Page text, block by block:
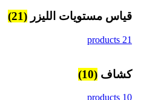
قياس مستويات الليزر (21)
21 products
كشاف (10)
10 products